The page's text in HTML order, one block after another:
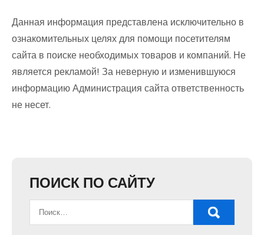
Данная информация представлена исключительно в
ознакомительных целях для помощи посетителям
сайта в поиске необходимых товаров и компаний. Не
является рекламой! За неверную и изменившуюся
информацию Администрация сайта ответственность
не несет.
ПОИСК ПО САЙТУ